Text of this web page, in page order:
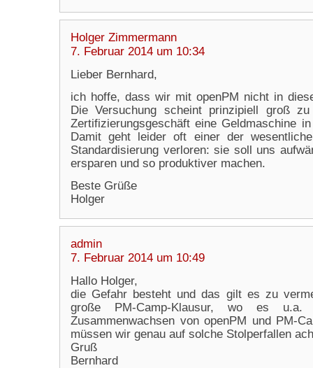
Holger Zimmermann
7. Februar 2014 um 10:34
Lieber Bernhard,
ich hoffe, dass wir mit openPM nicht in
Die Versuchung scheint prinzipiell groß
Zertifizierungsgeschäft eine Geldmaschine
Damit geht leider oft einer der
Standardisierung verloren: sie soll uns
ersparen und so produktiver machen.
Beste Grüße
Holger
admin
7. Februar 2014 um 10:49
Hallo Holger,
die Gefahr besteht und das gilt es zu
große PM-Camp-Klausur, wo es
Zusammenwachsen von openPM und PM-
müssen wir genau auf solche Stolperfallen
Gruß
Bernhard